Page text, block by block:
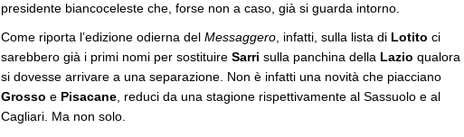
presidente biancoceleste che, forse non a caso, già si guarda intorno.
Come riporta l’edizione odierna del Messaggero , infatti, sulla lista di Lotito ci
sarebbero già i primi nomi per sostituire Sarri sulla panchina della Lazio qualora
si dovesse arrivare a una separazione. Non è infatti una novità che piacciano
Grosso e Pisacane , reduci da una stagione rispettivamente al Sassuolo e al
Cagliari. Ma non solo.